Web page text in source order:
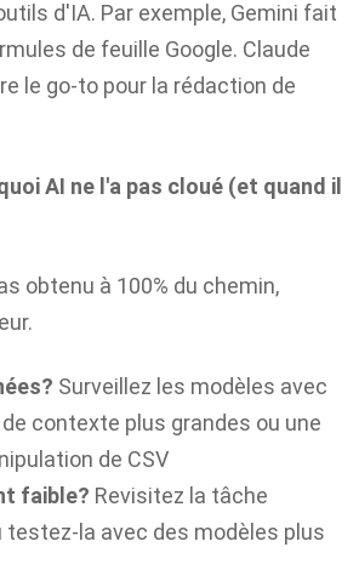
d'IA. Par exemple, Gemini fait
de feuille Google. Claude
le go-to pour la rédaction de
AI ne l'a pas cloué (et quand il
obtenu à 100% du chemin,
Surveillez les modèles avec
contexte plus grandes ou une
de CSV
faible? Revisitez la tâche
testez-la avec des modèles plus